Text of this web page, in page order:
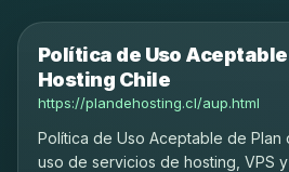
Política de Uso Aceptable
Hosting Chile
https://plandehosting.cl/aup.html
Política de Uso Aceptable de Plan
uso de servicios de hosting, VPS